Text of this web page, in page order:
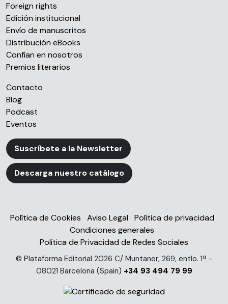
Foreign rights
Edición institucional
Envío de manuscritos
Distribución eBooks
Confían en nosotros
Premios literarios
Contacto
Blog
Podcast
Eventos
Suscríbete a la Newsletter
Descarga nuestro catálogo
Política de Cookies Aviso Legal
Política de privacidad
Condiciones generales
Política de Privacidad de Redes Sociales
© Plataforma Editorial 2026 C/ Muntaner, 269, entlo. 1ª -
08021 Barcelona (Spain) +34 93 494 79 99